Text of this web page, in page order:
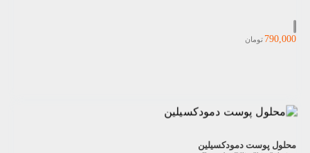
790,000 تومان
محلول پوست دمودکسیلین